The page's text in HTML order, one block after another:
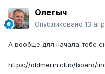
Олегыч
Опубликовано 13
А вообще для начала тебе
https://oldmerin.club/board/